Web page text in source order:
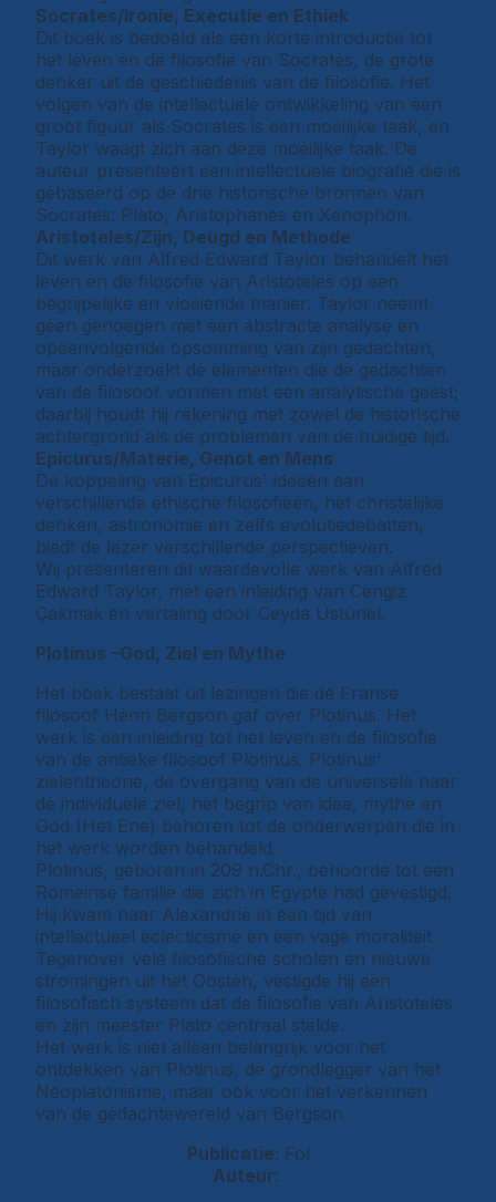
Socrates/Ironie, Executie en Ethiek
Dit boek is bedoeld als een korte introductie tot
het leven en de filosofie van Socrates, de grote
denker uit de geschiedenis van de filosofie. Het
volgen van de intellectuele ontwikkeling van een
groot figuur als Socrates is een moeilijke taak, en
Taylor waagt zich aan deze moeilijke taak. De
auteur presenteert een intellectuele biografie die is
gebaseerd op de drie historische bronnen van
Socrates: Plato, Aristophanes en Xenophon.
Aristoteles/Zijn, Deugd en Methode
Dit werk van Alfred Edward Taylor behandelt het
leven en de filosofie van Aristoteles op een
begrijpelijke en vloeiende manier. Taylor neemt
geen genoegen met een abstracte analyse en
opeenvolgende opsomming van zijn gedachten,
maar onderzoekt de elementen die de gedachten
van de filosoof vormen met een analytische geest;
daarbij houdt hij rekening met zowel de historische
achtergrond als de problemen van de huidige tijd.
Epicurus/Materie, Genot en Mens
De koppeling van Epicurus' ideeën aan
verschillende ethische filosofieën, het christelijke
denken, astronomie en zelfs evolutiedebatten,
biedt de lezer verschillende perspectieven.
Wij presenteren dit waardevolle werk van Alfred
Edward Taylor, met een inleiding van Cengiz
Çakmak en vertaling door Ceyda Üstünel.
Plotinus –God, Ziel en Mythe
Het boek bestaat uit lezingen die de Franse
filosoof Henri Bergson gaf over Plotinus. Het
werk is een inleiding tot het leven en de filosofie
van de antieke filosoof Plotinus. Plotinus'
zielentheorie, de overgang van de universele naar
de individuele ziel, het begrip van idee, mythe en
God (Het Ene) behoren tot de onderwerpen die in
het werk worden behandeld.
Plotinus, geboren in 209 n.Chr., behoorde tot een
Romeinse familie die zich in Egypte had gevestigd.
Hij kwam naar Alexandrië in een tijd van
intellectueel eclecticisme en een vage moraliteit.
Tegenover vele filosofische scholen en nieuwe
stromingen uit het Oosten, vestigde hij een
filosofisch systeem dat de filosofie van Aristoteles
en zijn meester Plato centraal stelde.
Het werk is niet alleen belangrijk voor het
ontdekken van Plotinus, de grondlegger van het
Neoplatonisme, maar ook voor het verkennen
van de gedachtewereld van Bergson.
Publicatie: Fol
Auteur: